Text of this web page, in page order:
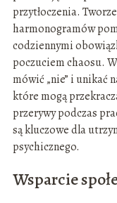
przytłoczenia.
harmonogramów
codziennymi
poczuciem chaosu.
mówić „nie” i unikać
które mogą
przerywy podczas
są kluczowe dla
psychicznego.
Wsparcie